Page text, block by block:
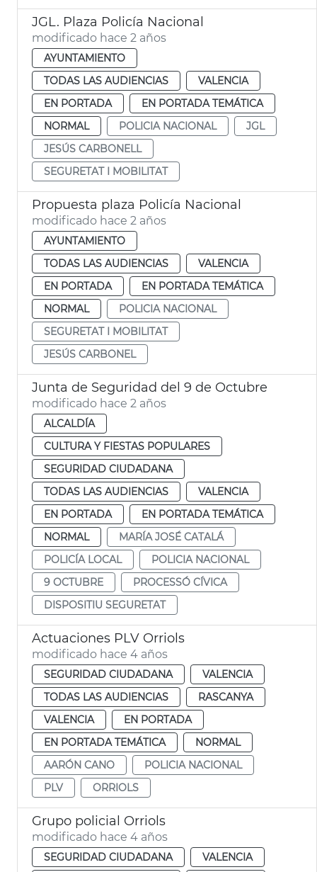
JGL. Plaza Policía Nacional
modificado hace 2 años
AYUNTAMIENTO
TODAS LAS AUDIENCIAS
VALENCIA
EN PORTADA
EN PORTADA TEMÁTICA
NORMAL
POLICIA NACIONAL
JGL
JESÚS CARBONELL
SEGURETAT I MOBILITAT
Propuesta plaza Policía Nacional
modificado hace 2 años
AYUNTAMIENTO
TODAS LAS AUDIENCIAS
VALENCIA
EN PORTADA
EN PORTADA TEMÁTICA
NORMAL
POLICIA NACIONAL
SEGURETAT I MOBILITAT
JESÚS CARBONEL
Junta de Seguridad del 9 de Octubre
modificado hace 2 años
ALCALDÍA
CULTURA Y FIESTAS POPULARES
SEGURIDAD CIUDADANA
TODAS LAS AUDIENCIAS
VALENCIA
EN PORTADA
EN PORTADA TEMÁTICA
NORMAL
MARÍA JOSÉ CATALÁ
POLICÍA LOCAL
POLICIA NACIONAL
9 OCTUBRE
PROCESSÓ CÍVICA
DISPOSITIU SEGURETAT
Actuaciones PLV Orriols
modificado hace 4 años
SEGURIDAD CIUDADANA
VALENCIA
TODAS LAS AUDIENCIAS
RASCANYA
VALENCIA
EN PORTADA
EN PORTADA TEMÁTICA
NORMAL
AARÓN CANO
POLICIA NACIONAL
PLV
ORRIOLS
Grupo policial Orriols
modificado hace 4 años
SEGURIDAD CIUDADANA
VALENCIA